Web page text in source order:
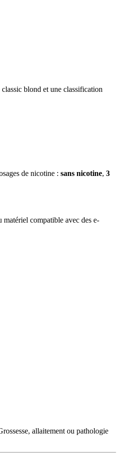
blond et une classification
de nicotine : sans nicotine, 3
compatible avec des e-
allaitement ou pathologie